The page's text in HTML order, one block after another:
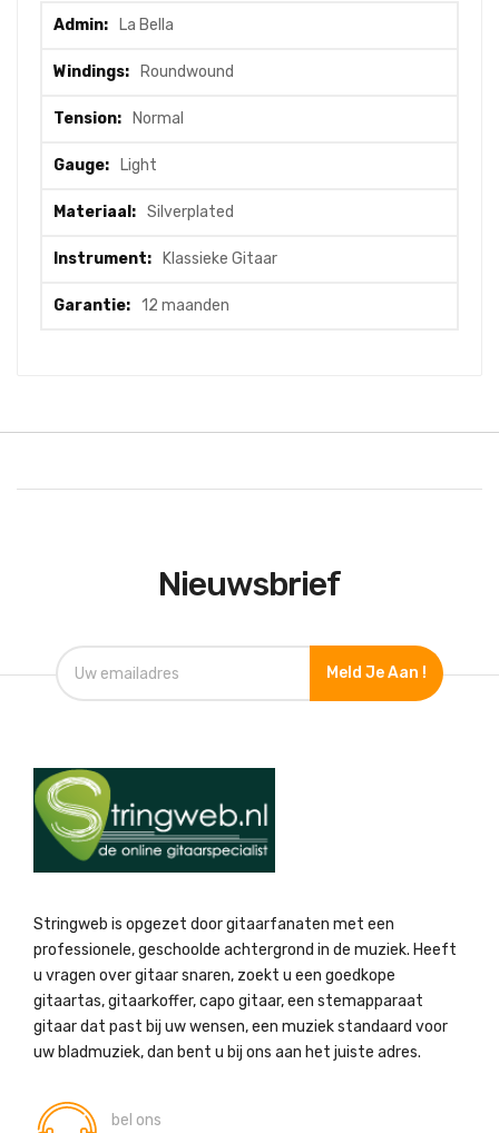
informatie
La Bella
Roundwound
Normal
Light
Silverplated
Klassieke Gitaar
12 maanden
Nieuwsbrief
Meld Je Aan !
Stringweb is opgezet door gitaarfanaten met een
professionele, geschoolde achtergrond in de muziek. Heeft
u vragen over gitaar snaren, zoekt u een goedkope
gitaartas, gitaarkoffer, capo gitaar, een stemapparaat
gitaar dat past bij uw wensen, een muziek standaard voor
uw bladmuziek, dan bent u bij ons aan het juiste adres.
bel ons